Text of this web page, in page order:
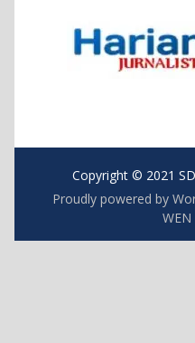
Copyright © 2021
Proudly powered by